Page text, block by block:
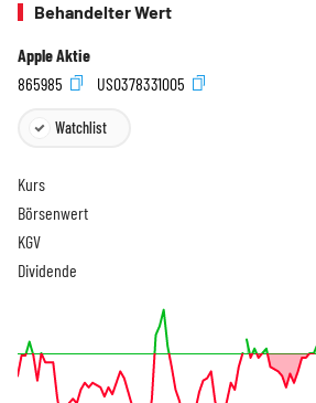
Behandelter Wert
Apple Aktie
865985
US0378331005
Watchlist
Kurs
Börsenwert
KGV
Dividende